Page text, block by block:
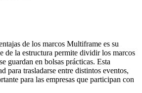
de los marcos Multiframe es su
de la estructura permite dividir los marcos
guardan en bolsas prácticas. Esta
para trasladarse entre distintos eventos,
para las empresas que participan con